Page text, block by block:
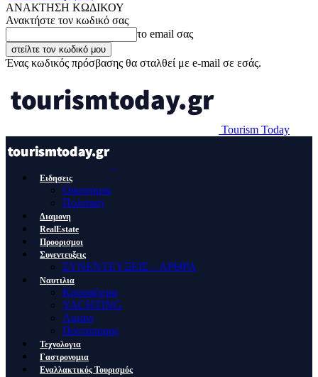
ΑΝΑΚΤΗΣΗ ΚΩΔΙΚΟΥ
Ανακτήστε τον κωδικό σας
το email σας
Ένας κωδικός πρόσβασης θα σταλθεί με e-mail σε εσάς.
Tourism Today
Ειδησεις
Οικονομια
Πολιτικη
Διαμονη
RealEstate
Προορισμοι
Συνεντευξεις
ΣΥΝΕΝΤΕΥΞΕΙΣ – ΑΡΘΡΑ
Ναυτιλια
Κρουαζιερα
YACHTING
Λιμανι
Ποντοπορος
Τεχνολογια
Γαστρονομια
Εναλλακτικός Τουρισμός